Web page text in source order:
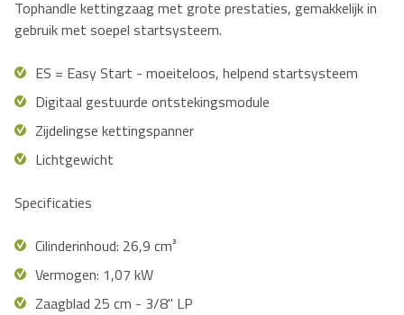
Tophandle kettingzaag met grote prestaties, gemakkelijk in
gebruik met soepel startsysteem.
ES = Easy Start - moeiteloos, helpend startsysteem
Digitaal gestuurde ontstekingsmodule
Zijdelingse kettingspanner
Lichtgewicht
Specificaties
Cilinderinhoud: 26,9 cm³
Vermogen: 1,07 kW
Zaagblad 25 cm - 3/8" LP